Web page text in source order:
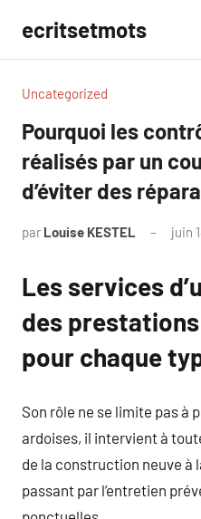
contenu
ecritsetmots
Uncategorized
Pourquoi les
réalisés par un
d’éviter des
par Louise KESTEL juin
Les services
des
pour chaque
Son rôle ne se limite pas à
ardoises, il intervient à
de la construction neuve à
passant par l’entretien